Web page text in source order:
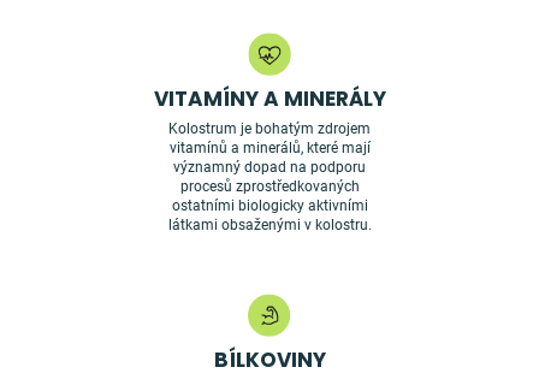
VITAMÍNY A MINERÁLY
Kolostrum je bohatým zdrojem
vitamínů a minerálů, které mají
významný dopad na podporu
procesů zprostředkovaných
ostatními biologicky aktivními
látkami obsaženými v kolostru.
BÍLKOVINY